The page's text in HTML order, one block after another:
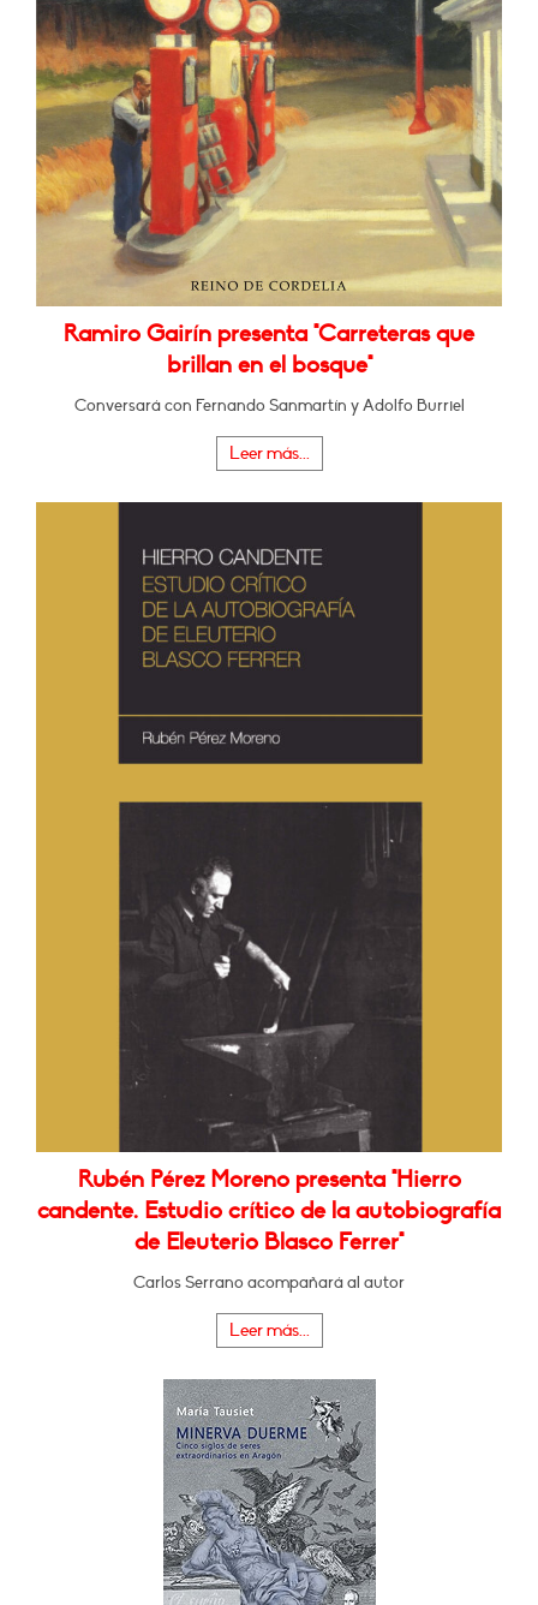
Ramiro Gairín presenta "Carreteras que
brillan en el bosque"
Conversará con Fernando Sanmartín y Adolfo Burriel
Leer más...
Rubén Pérez Moreno presenta "Hierro
candente. Estudio crítico de la autobiografía
de Eleuterio Blasco Ferrer"
Carlos Serrano acompañará al autor
Leer más...